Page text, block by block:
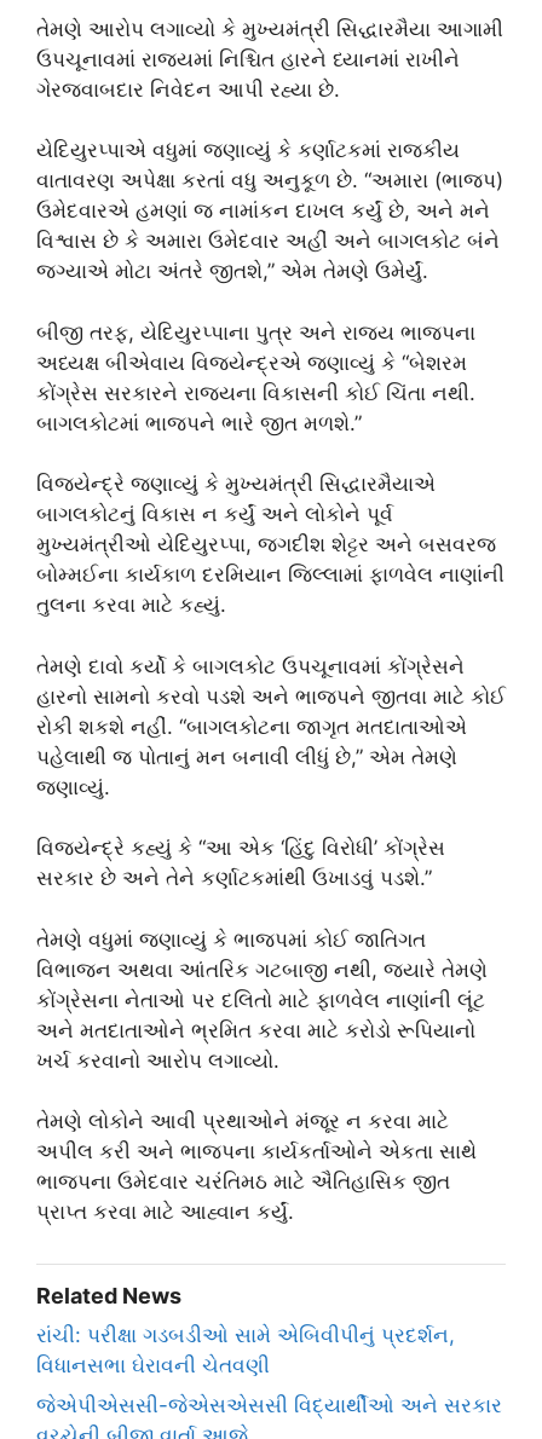
તેમણે આરોપ લગાવ્યો કે મુખ્યમંત્રી સિદ્ધારમૈયા આગામી
ઉપચૂનાવમાં રાજ્યમાં નિશ્ચિત હારને ધ્યાનમાં રાખીને
ગેરજવાબદાર નિવેદન આપી રહ્યા છે.
યેદિયુરપ્પાએ વધુમાં જણાવ્યું કે કર્ણાટકમાં રાજકીય
વાતાવરણ અપેક્ષા કરતાં વધુ અનુકૂળ છે. “અમારા (ભાજપ)
ઉમેદવારએ હમણાં જ નામાંકન દાખલ કર્યું છે, અને મને
વિશ્વાસ છે કે અમારા ઉમેદવાર અહીં અને બાગલકોટ બંને
જગ્યાએ મોટા અંતરે જીતશે,” એમ તેમણે ઉમેર્યું.
બીજી તરફ, યેદિયુરપ્પાના પુત્ર અને રાજ્ય ભાજપના
અધ્યક્ષ બીએવાય વિજયેન્દ્રએ જણાવ્યું કે “બેશરમ
કોંગ્રેસ સરકારને રાજ્યના વિકાસની કોઈ ચિંતા નથી.
બાગલકોટમાં ભાજપને ભારે જીત મળશે.”
વિજયેન્દ્રે જણાવ્યું કે મુખ્યમંત્રી સિદ્ધારમૈયાએ
બાગલકોટનું વિકાસ ન કર્યું અને લોકોને પૂર્વ
મુખ્યમંત્રીઓ યેદિયુરપ્પા, જગદીશ શેટ્ટર અને બસવરજ
બોમ્મઈના કાર્યકાળ દરમિયાન જિલ્લામાં ફાળવેલ નાણાંની
તુલના કરવા માટે કહ્યું.
તેમણે દાવો કર્યો કે બાગલકોટ ઉપચૂનાવમાં કોંગ્રેસને
હારનો સામનો કરવો પડશે અને ભાજપને જીતવા માટે કોઈ
રોકી શકશે નહીં. “બાગલકોટના જાગૃત મતદાતાઓએ
પહેલાથી જ પોતાનું મન બનાવી લીધું છે,” એમ તેમણે
જણાવ્યું.
વિજયેન્દ્રે કહ્યું કે “આ એક ‘હિંદુ વિરોધી’ કોંગ્રેસ
સરકાર છે અને તેને કર્ણાટકમાંથી ઉખાડવું પડશે.”
તેમણે વધુમાં જણાવ્યું કે ભાજપમાં કોઈ જાતિગત
વિભાજન અથવા આંતરિક ગટબાજી નથી, જ્યારે તેમણે
કોંગ્રેસના નેતાઓ પર દલિતો માટે ફાળવેલ નાણાંની લૂંટ
અને મતદાતાઓને ભ્રમિત કરવા માટે કરોડો રૂપિયાનો
ખર્ચ કરવાનો આરોપ લગાવ્યો.
તેમણે લોકોને આવી પ્રથાઓને મંજૂર ન કરવા માટે
અપીલ કરી અને ભાજપના કાર્યકર્તાઓને એકતા સાથે
ભાજપના ઉમેદવાર ચરંતિમઠ માટે ઐતિહાસિક જીત
પ્રાપ્ત કરવા માટે આહ્વાન કર્યું.
Related News
રાંચી: પરીક્ષા ગડબડીઓ સામે એબિવીપીનું પ્રદર્શન,
વિધાનસભા ઘેરાવની ચેતવણી
જેએપીએસસી-જેએસએસસી વિદ્યાર્થીઓ અને સરકાર